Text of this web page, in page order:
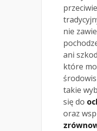
nie
ani
które
takie
się do
oraz